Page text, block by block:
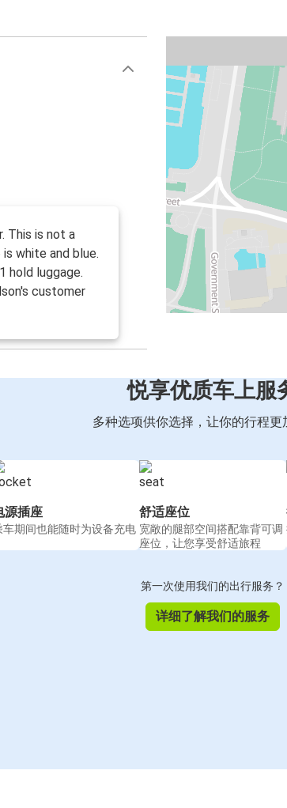
This is not a
white and blue.
hold luggage.
customer
悦享优质车上服
多种选项供你选择，让你的行程更
源插座
车期间也能随时为设备充电
舒适座位
宽敞的腿部空间搭配靠背可调
座位，让您享受舒适旅程
第一次使用我们的出行服务？
详细了解我们的服务